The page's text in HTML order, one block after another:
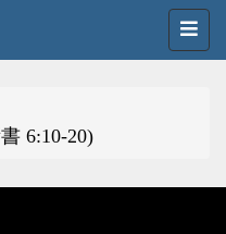
6:10-20)